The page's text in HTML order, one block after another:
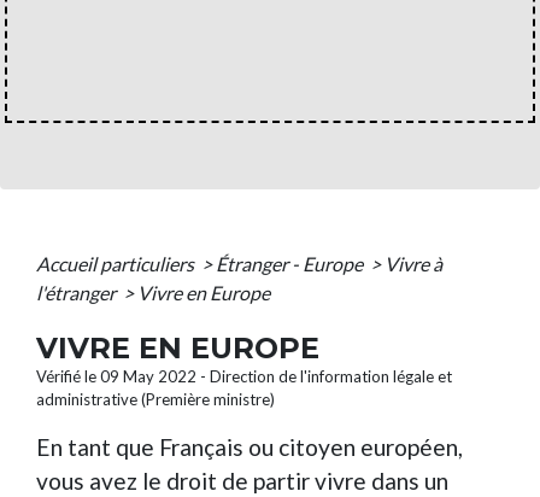
Accueil particuliers > Étranger - Europe > Vivre à
l'étranger > Vivre en Europe
VIVRE EN EUROPE
Vérifié le 09 May 2022 - Direction de l'information légale et
administrative (Première ministre)
En tant que Français ou citoyen européen,
vous avez le droit de partir vivre dans un